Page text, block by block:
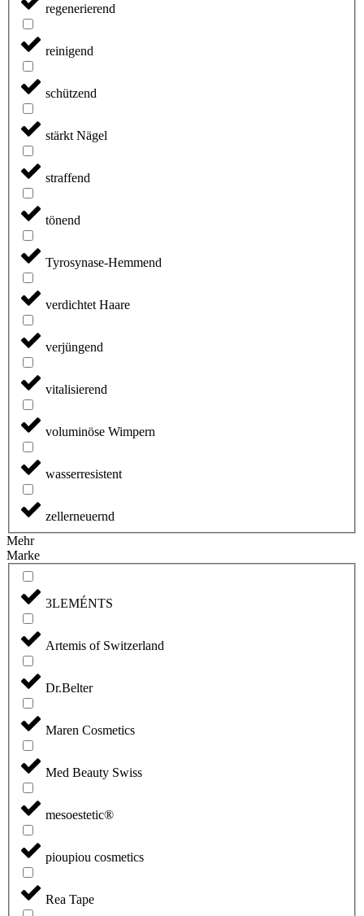
regenerierend
reinigend
schützend
stärkt Nägel
straffend
tönend
Tyrosynase-Hemmend
verdichtet Haare
verjüngend
vitalisierend
voluminöse Wimpern
wasserresistent
zellerneuernd
Mehr
Marke
3LEMÉNTS
Artemis of Switzerland
Dr.Belter
Maren Cosmetics
Med Beauty Swiss
mesoestetic®
pioupiou cosmetics
Rea Tape